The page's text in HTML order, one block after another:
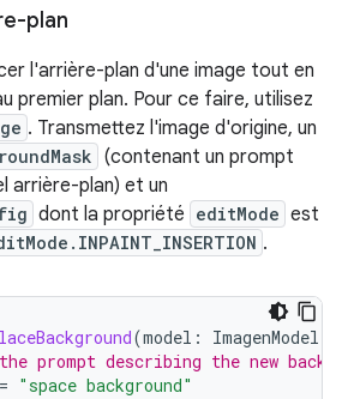
plan
l'arrière-plan d'une image tout en
premier plan. Pour ce faire, utilisez
. Transmettez l'image d'origine, un
(contenant un prompt
arrière-plan) et un
dont la propriété editMode est
.
(model : ImagenModel
prompt describing the new
= "space background"